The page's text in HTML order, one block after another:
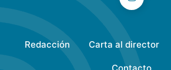
Redacción Carta al director